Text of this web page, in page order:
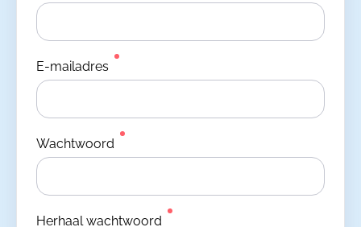
E-mailadres
Wachtwoord
Herhaal wachtwoord